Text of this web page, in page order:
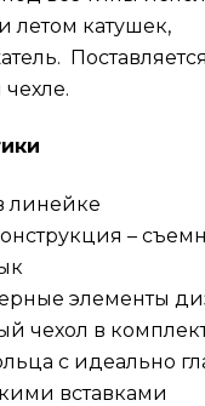
летом катушек,
линейке
–
элементы
чехол в
с идеально
вставками